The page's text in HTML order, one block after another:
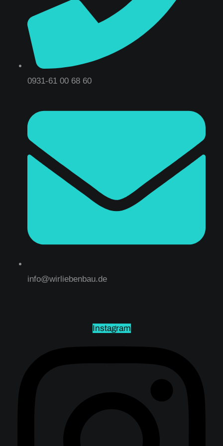
0931-61 00 68 60
info@wirliebenbau.de
Instagram